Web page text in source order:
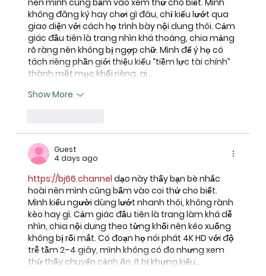
không đăng ký hay chơi gì đâu, chỉ kiểu lướt qua
giao diện với cách họ trình bày nội dung thôi. Cảm
giác đầu tiên là trang nhìn khá thoáng, chia mảng
rõ ràng nên không bị ngợp chữ. Mình để ý họ có
tách riêng phần giới thiệu kiểu “tiềm lực tài chính”
thành một mục khối riêng, ai…
Show More
Guest
4 days ago
https://bj66.channel dạo này thấy bạn bè nhắc
hoài nên mình cũng bấm vào coi thử cho biết.
Mình kiểu người dùng lướt nhanh thôi, không rành
kèo hay gì. Cảm giác đầu tiên là trang làm khá dễ
nhìn, chia nội dung theo từng khối nên kéo xuống
không bị rối mắt. Có đoạn họ nói phát 4K HD với độ
trễ tầm 2–4 giây, mình không có đo nhưng xem
thử thấy chuyển cảnh ổn, ít bị khựng kiểu…